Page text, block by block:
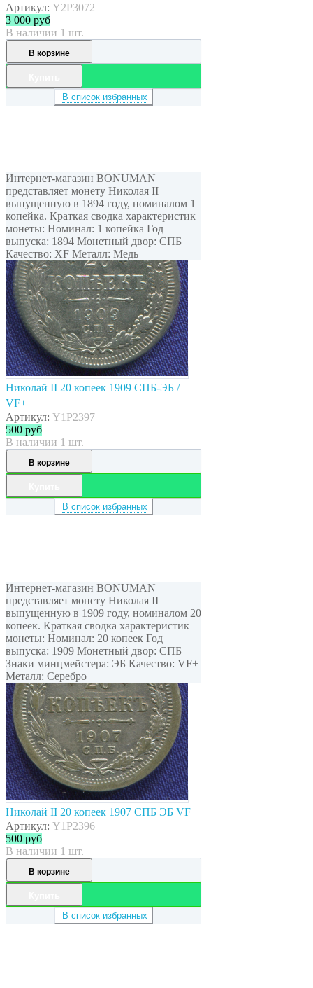
Артикул: Y2P3072
3 000 руб
В наличии 1 шт.
В корзине
В список избранных
Интернет-магазин BONUMAN
представляет монету Николая II
выпущенную в 1894 году, номиналом 1
копейка. Краткая сводка характеристик
монеты: Номинал: 1 копейка Год
выпуска: 1894 Монетный двор: СПБ
Качество: XF Металл: Медь
Николай II 20 копеек 1909 СПБ-ЭБ /
VF+
Артикул: Y1P2397
500 руб
В наличии 1 шт.
В корзине
В список избранных
Интернет-магазин BONUMAN
представляет монету Николая II
выпущенную в 1909 году, номиналом 20
копеек. Краткая сводка характеристик
монеты: Номинал: 20 копеек Год
выпуска: 1909 Монетный двор: СПБ
Знаки минцмейстера: ЭБ Качество: VF+
Металл: Серебро
Николай II 20 копеек 1907 СПБ ЭБ VF+
Артикул: Y1P2396
500 руб
В наличии 1 шт.
В корзине
В список избранных